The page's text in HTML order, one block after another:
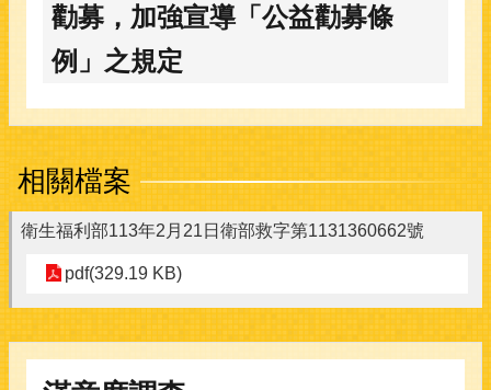
勸募，加強宣導「公益勸募條
例」之規定
相關檔案
衛生福利部113年2月21日衛部救字第1131360662號
pdf(329.19 KB)